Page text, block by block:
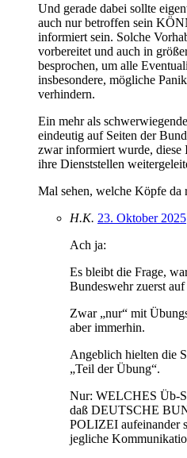
Und gerade dabei sollte
auch nur betroffen sein
informiert sein. Solche
vorbereitet und auch in
besprochen, um alle
insbesondere, mögliche
verhindern.
Ein mehr als
eindeutig auf Seiten der
zwar informiert wurde, diese
ihre Dienststellen
Mal sehen, welche Köpfe
H.K. 23. Oktober 2025
Ach ja:
Es bleibt die Frage,
Bundeswehr zuerst
Zwar „nur“ mit
aber immerhin.
Angeblich hielten die
„Teil der Übung“.
Nur: WELCHES Üb-
daß DEUTSCHE
POLIZEI aufeinander
jegliche